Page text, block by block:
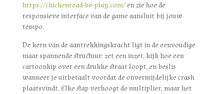
https://chickenroad-be-play.com/en zie hoe de
responsieve interface van de game aansluit bij jouw
tempo.
De kern van de aantrekkingskracht ligt in de eenvoudige
maar spannende structuur: zet een inzet, kijk hoe een
cartoonkip over een drukke straat loopt, en beslis
wanneer je uitbetaalt voordat de onvermijdelijke crash
plaatsvindt. Elke stap verhoogt de multiplier, maar het